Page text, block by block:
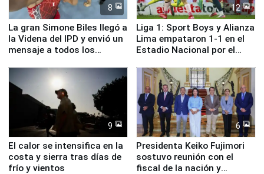
8
La gran Simone Biles llegó a
la Videna del IPD y envió un
mensaje a todos los
12
Liga 1: Sport Boys y Alianza
Lima empataron 1-1 en el
Estadio Nacional por el
9
El calor se intensifica en la
costa y sierra tras días de
frío y vientos
6
Presidenta Keiko Fujimori
sostuvo reunión con el
fiscal de la nación y